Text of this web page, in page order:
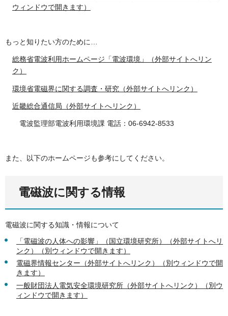
ウィンドウで開きます）
もっと知りたい方のために…
総務省電波利用ホームページ「電波環境」（外部サイトへリン
ク）
環境省電磁界に関する調査・研究（外部サイトへリンク）
近畿総合通信局（外部サイトへリンク）
電波監理部電波利用環境課 電話：06-6942-8533
また、以下のホームページも参考にしてください。
電磁波に関する情報
電磁波に関する知識・情報について
「電磁波の人体への影響」（国立環境研究所）（外部サイトへリ
ンク）（別ウィンドウで開きます）
電磁界情報センター（外部サイトへリンク）（別ウィンドウで開
きます）
一般財団法人電気安全環境研究所（外部サイトへリンク）（別ウ
ィンドウで開きます）